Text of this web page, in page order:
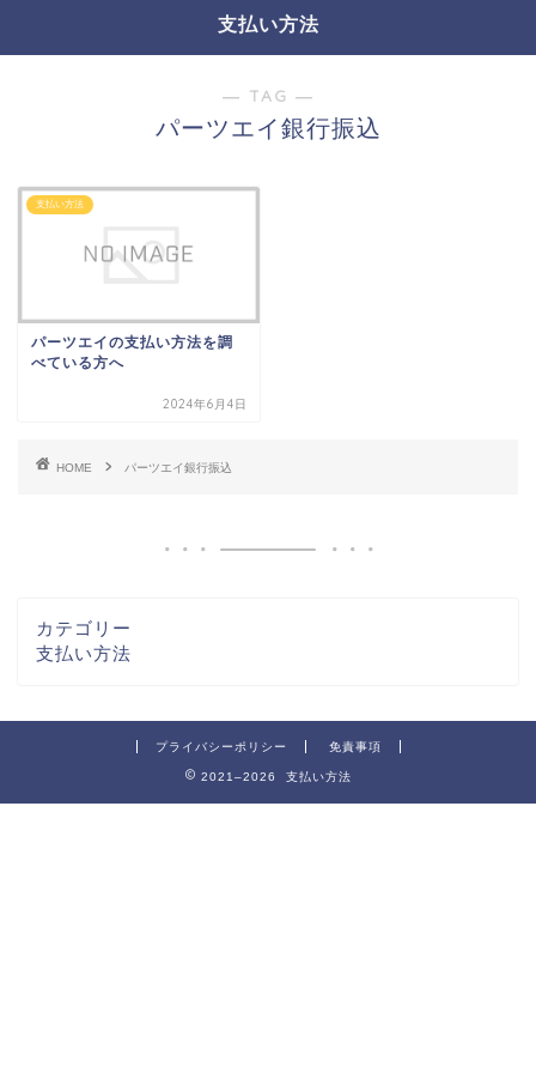
支払い方法
― TAG ―
パーツエイ銀行振込
支払い方法
パーツエイの支払い方法を調
べている方へ
2024年6月4日
HOME パーツエイ銀行振込
カテゴリー
支払い方法
プライバシーポリシー 免責事項
2021–2026 支払い方法